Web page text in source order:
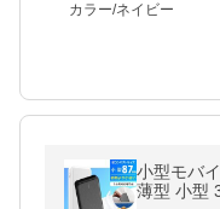
カラー/ネイビー
小型モバ
薄型 小型